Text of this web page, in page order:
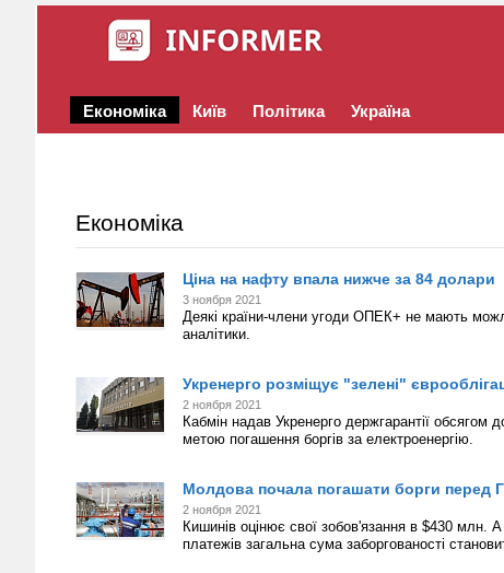
Економіка Київ Політика Україна
Економіка
Ціна на нафту впала нижче за 84 долари
3 ноября 2021
Деякі країни-члени угоди ОПЕК+ не мають
аналітики.
Укренерго розміщує "зелені"
2 ноября 2021
Кабмін надав Укренерго держгарантії обсягом
метою погашення боргів за електроенергію.
Молдова почала погашати борги перед
2 ноября 2021
Кишинів оцінює свої зобов'язання в $430 млн.
платежів загальна сума заборгованості